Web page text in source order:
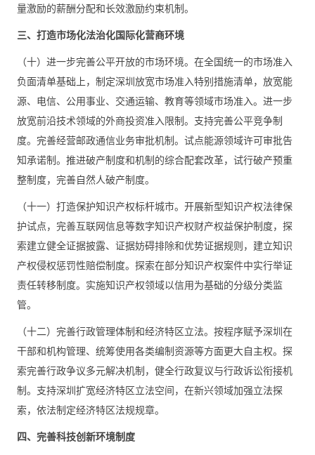
量激励的薪酬分配和长效激励约束机制。
三、打造市场化法治化国际化营商环境
（十）进一步完善公平开放的市场环境。在全国统一的市场准入
负面清单基础上，制定深圳放宽市场准入特别措施清单，放宽能
源、电信、公用事业、交通运输、教育等领域市场准入。进一步
放宽前沿技术领域的外商投资准入限制。支持完善公平竞争制
度。完善经营邮政通信业务审批机制。试点能源领域许可审批告
知承诺制。推进破产制度和机制的综合配套改革，试行破产预重
整制度，完善自然人破产制度。
（十一）打造保护知识产权标杆城市。开展新型知识产权法律保
护试点，完善互联网信息等数字知识产权财产权益保护制度，探
索建立健全证据披露、证据妨碍排除和优势证据规则，建立知识
产权侵权惩罚性赔偿制度。探索在部分知识产权案件中实行举证
责任转移制度。实施知识产权领域以信用为基础的分级分类监
管。
（十二）完善行政管理体制和经济特区立法。按程序赋予深圳在
干部和机构管理、统筹使用各类编制资源等方面更大自主权。探
索完善行政争议多元解决机制，健全行政复议与行政诉讼衔接机
制。支持深圳扩宽经济特区立法空间，在新兴领域加强立法探
索，依法制定经济特区法规规章。
四、完善科技创新环境制度